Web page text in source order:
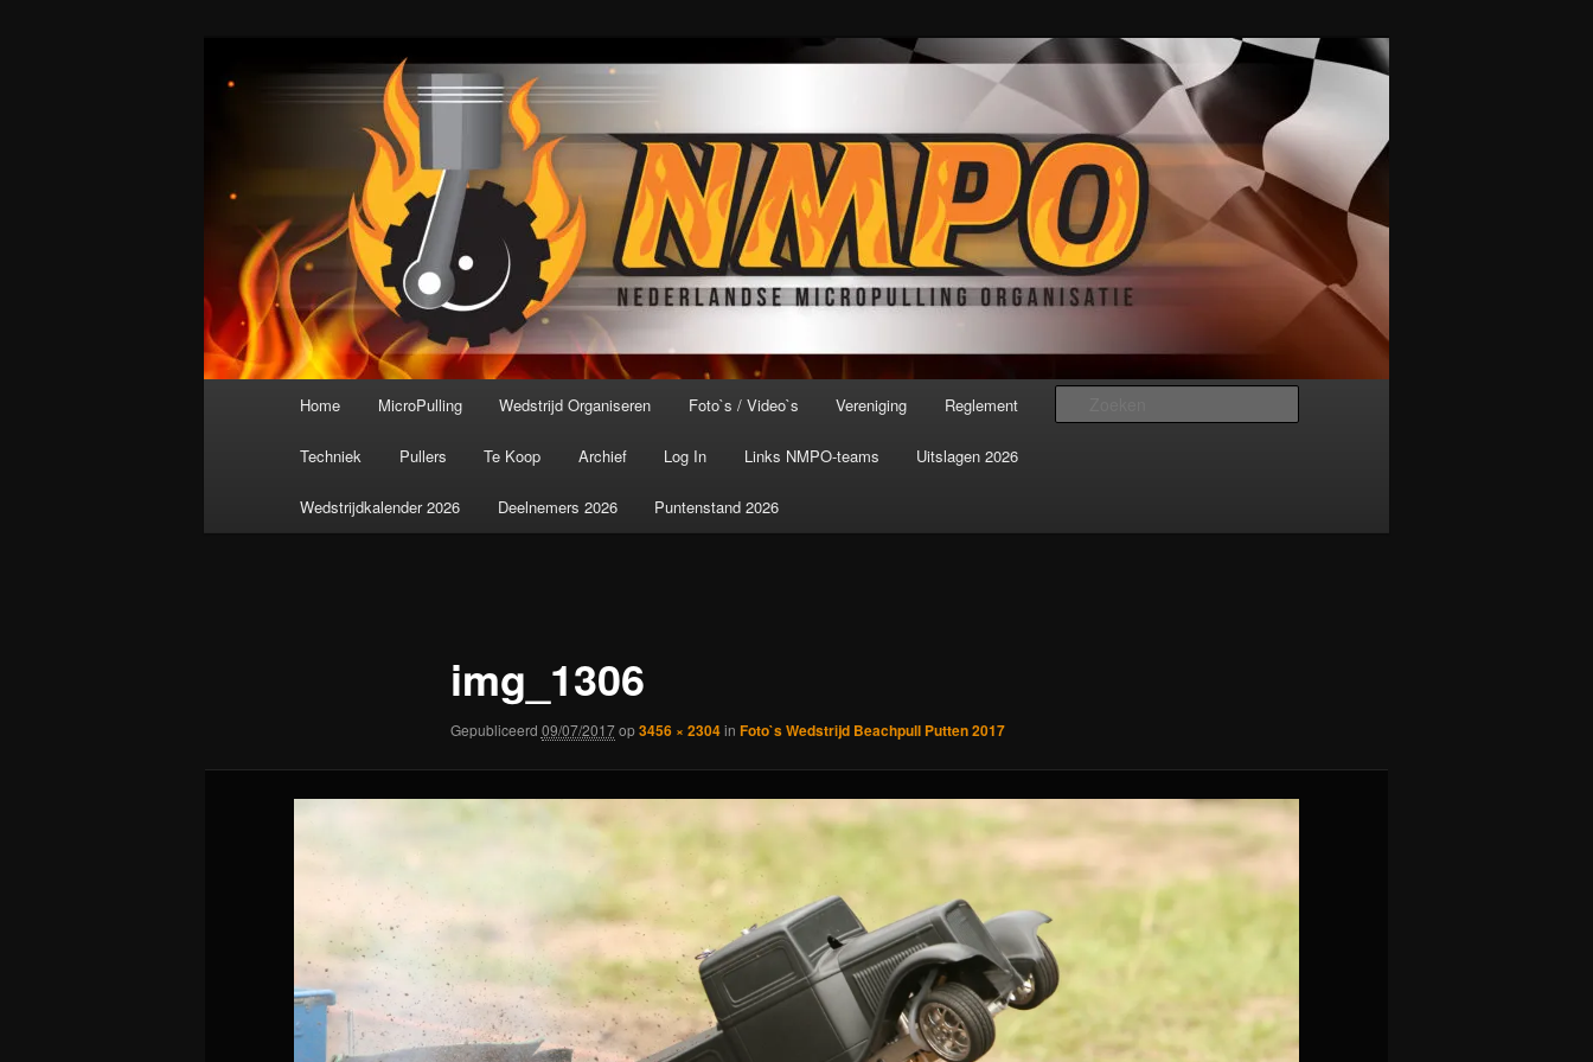
Nederlandse MicroPulling Organisatie
De meest krachtige modelbouwsport ter wereld!
Home MicroPulling Wedstrijd Organiseren Foto`s / Video`s Vereniging Reglement
Techniek Pullers Te Koop Archief Log In Links NMPO-teams Uitslagen 2026
Wedstrijdkalender 2026 Deelnemers 2026 Puntenstand 2026
img_1306
Gepubliceerd 09/07/2017op3456 × 2304in Foto`s Wedstrijd Beachpull Putten 2017